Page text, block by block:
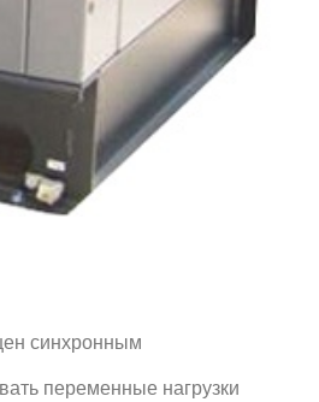
синхронным
переменные нагрузки